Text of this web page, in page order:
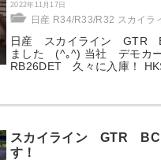
2022年11月17日
日産 R34/R33/R32 スカイラ
日産 スカイライン GTR
ました (^｡^) 当社 デモカ
RB26DET 久々に入庫！
スカイライン GTR
す！